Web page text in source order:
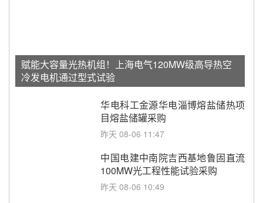
赋能大容量光热机组！上海电气120MW级高导热空
冷发电机通过型式试验
华电科工金源华电淄博熔盐储热项
目熔盐储罐采购
昨天 08-06 11:47
中国电建中南院吉西基地鲁固直流
100MW光工程性能试验采购
昨天 08-06 10:49